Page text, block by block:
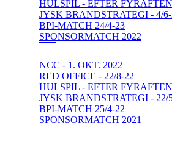
HULSPIL - EFTER
JYSK BRANDSTRATEGI - 4/
BPI-MATCH 24/4-23
SPONSORMATCH 2022
NCC - 1. OKT. 2022
RED OFFICE - 22/8-22
HULSPIL - EFTER
JYSK BRANDSTRATEGI - 22/
BPI-MATCH 25/4-22
SPONSORMATCH 2021